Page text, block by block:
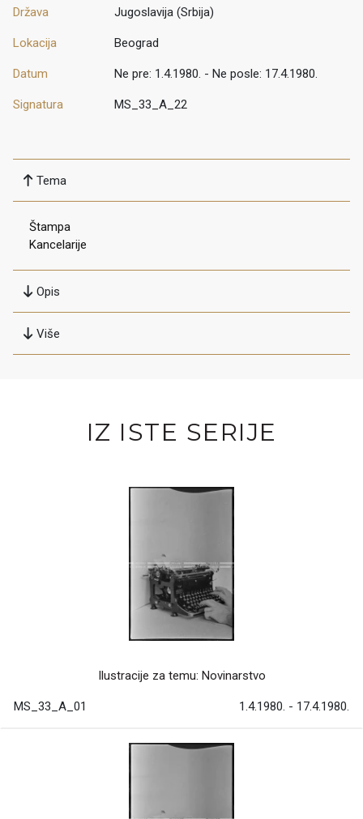
Država Jugoslavija (Srbija)
Lokacija Beograd
Datum Ne pre: 1.4.1980. - Ne posle: 17.4.1980.
Signatura MS_33_A_22
Tema
Štampa
Kancelarije
Opis
Više
IZ ISTE SERIJE
Ilustracije za temu: Novinarstvo
MS_33_A_01 1.4.1980. - 17.4.1980.